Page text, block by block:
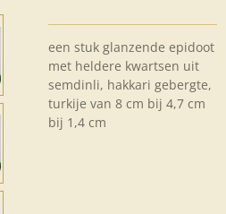
een stuk glanzende epidoot
met heldere kwartsen uit
semdinli, hakkari gebergte,
turkije van 8 cm bij 4,7 cm
bij 1,4 cm